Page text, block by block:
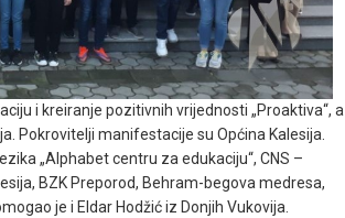
i kreiranje pozitivnih vrijednosti „Proaktiva“, a
Pokrovitelji manifestacije su Općina Kalesija.
„Alphabet centru za edukaciju“, CNS –
BZK Preporod, Behram-begova medresa,
je i Eldar Hodžić iz Donjih Vukovija.